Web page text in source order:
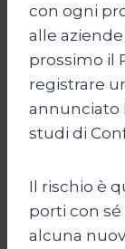
con ogni
alle aziende
prossimo il
registrare
annunciato
studi di
Il rischio è
porti con
alcuna